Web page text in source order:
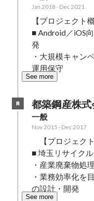
Jan 2018- Dec 2021
【プロジェクト概
■ Android／iOS
発
・大規模キャン
運用保守
See more
都築鋼産株
一般
Nov 2015 - Dec 2017
【プロジェクト
■ 埼玉リサイク
・産業廃棄物処
・業務効率化を
の設計・開発
See more